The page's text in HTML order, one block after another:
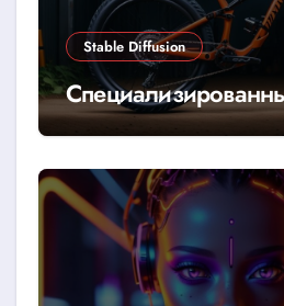
Stable Diffusion